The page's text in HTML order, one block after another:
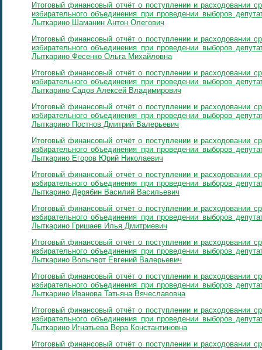
Итоговый финансовый отчёт о поступлении и расходовании
избирательного объединения при проведении выборов
Лыткарино Шаманин Антон Олегович
Итоговый финансовый отчёт о поступлении и расходовании
избирательного объединения при проведении выборов
Лыткарино Фесенко Ольга Михайловна
Итоговый финансовый отчёт о поступлении и расходовании
избирательного объединения при проведении выборов
Лыткарино Садов Алексей Владимирович
Итоговый финансовый отчёт о поступлении и расходовании
избирательного объединения при проведении выборов
Лыткарино Постнов Дмитрий Валерьевич
Итоговый финансовый отчёт о поступлении и расходовании
избирательного объединения при проведении выборов
Лыткарино Егоров Юрий Николаевич
Итоговый финансовый отчёт о поступлении и расходовании
избирательного объединения при проведении выборов
Лыткарино Дерябин Василий Васильевич
Итоговый финансовый отчёт о поступлении и расходовании
избирательного объединения при проведении выборов
Лыткарино Гришаев Илья Дмитриевич
Итоговый финансовый отчёт о поступлении и расходовании
избирательного объединения при проведении выборов
Лыткарино Вольперт Евгений Валерьевич
Итоговый финансовый отчёт о поступлении и расходовании
избирательного объединения при проведении выборов
Лыткарино Иванова Татьяна Вячеславовна
Итоговый финансовый отчёт о поступлении и расходовании
избирательного объединения при проведении выборов
Лыткарино Игнатьева Вера Константиновна
Итоговый финансовый отчёт о поступлении и расходовании